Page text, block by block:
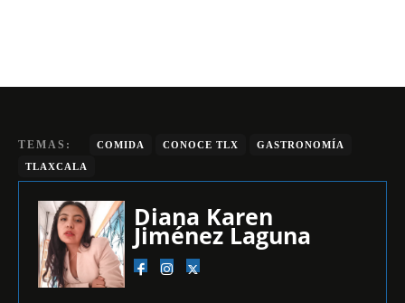
TEMAS: COMIDA CONOCE TLX
GASTRONOMÍA
TLAXCALA
Diana Karen
Jiménez Laguna